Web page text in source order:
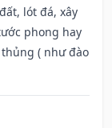
lót đá, xây
phong hay
( như đào